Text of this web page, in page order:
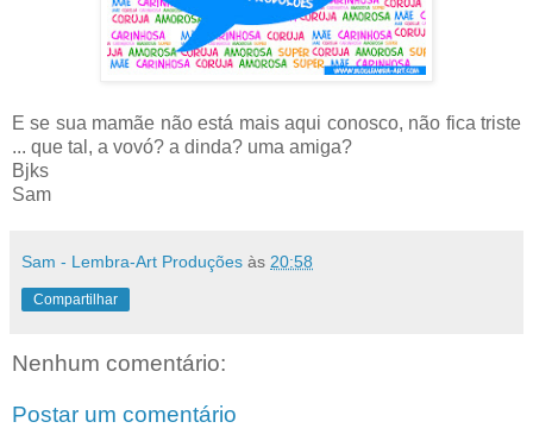
E se sua mamãe não está mais aqui conosco, não fica triste
... que tal, a vovó? a dinda? uma amiga?
Bjks
Sam
Sam - Lembra-Art Produções às 20:58
Compartilhar
Nenhum comentário:
Postar um comentário